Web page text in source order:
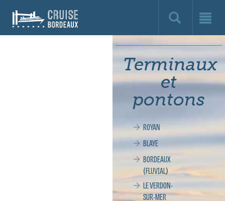
Cruise
Bordeaux,
Terminaux
et
pontons
ROYAN
BLAYE
BORDEAUX
(FLUVIAL)
LE VERDON-
SUR-MER